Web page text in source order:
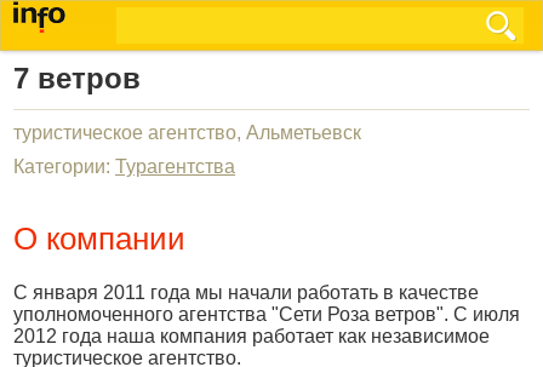
7 ветров
туристическое агентство, Альметьевск
Категории: Турагентства
О компании
С января 2011 года мы начали работать в качестве
уполномоченного агентства "Сети Роза ветров". С июля
2012 года наша компания работает как независимое
туристическое агентство.